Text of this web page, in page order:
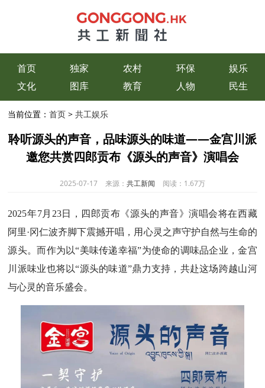
首页 独家 农村 环保
娱乐
文化
图库 教育 人物 民生
当前位置：首页 >共工娱乐
聆听源头的声音，品味源头的味道——金宫川派
邀您共赏四郎贡布《源头的声音》演唱会
2025-07-17 来源： 共工新闻 阅读： 1.67万
2025年7月23日，四郎贡布《源头的声音》演唱会将在西藏
阿里·冈仁波齐脚下震撼开唱，用心灵之声守护自然与生命的
源头。而作为以“美味传递幸福”为使命的调味品企业，金宫
川派味业也将以“源头的味道”鼎力支持，共赴这场跨越山河
与心灵的音乐盛会。